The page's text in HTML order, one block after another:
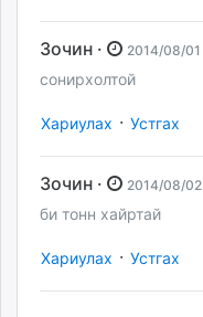
Зочин · 2014/08/01
сонирхолтой
Хариулах · Устгах
Зочин · 2014/08/02
би тонн хайртай
Хариулах · Устгах